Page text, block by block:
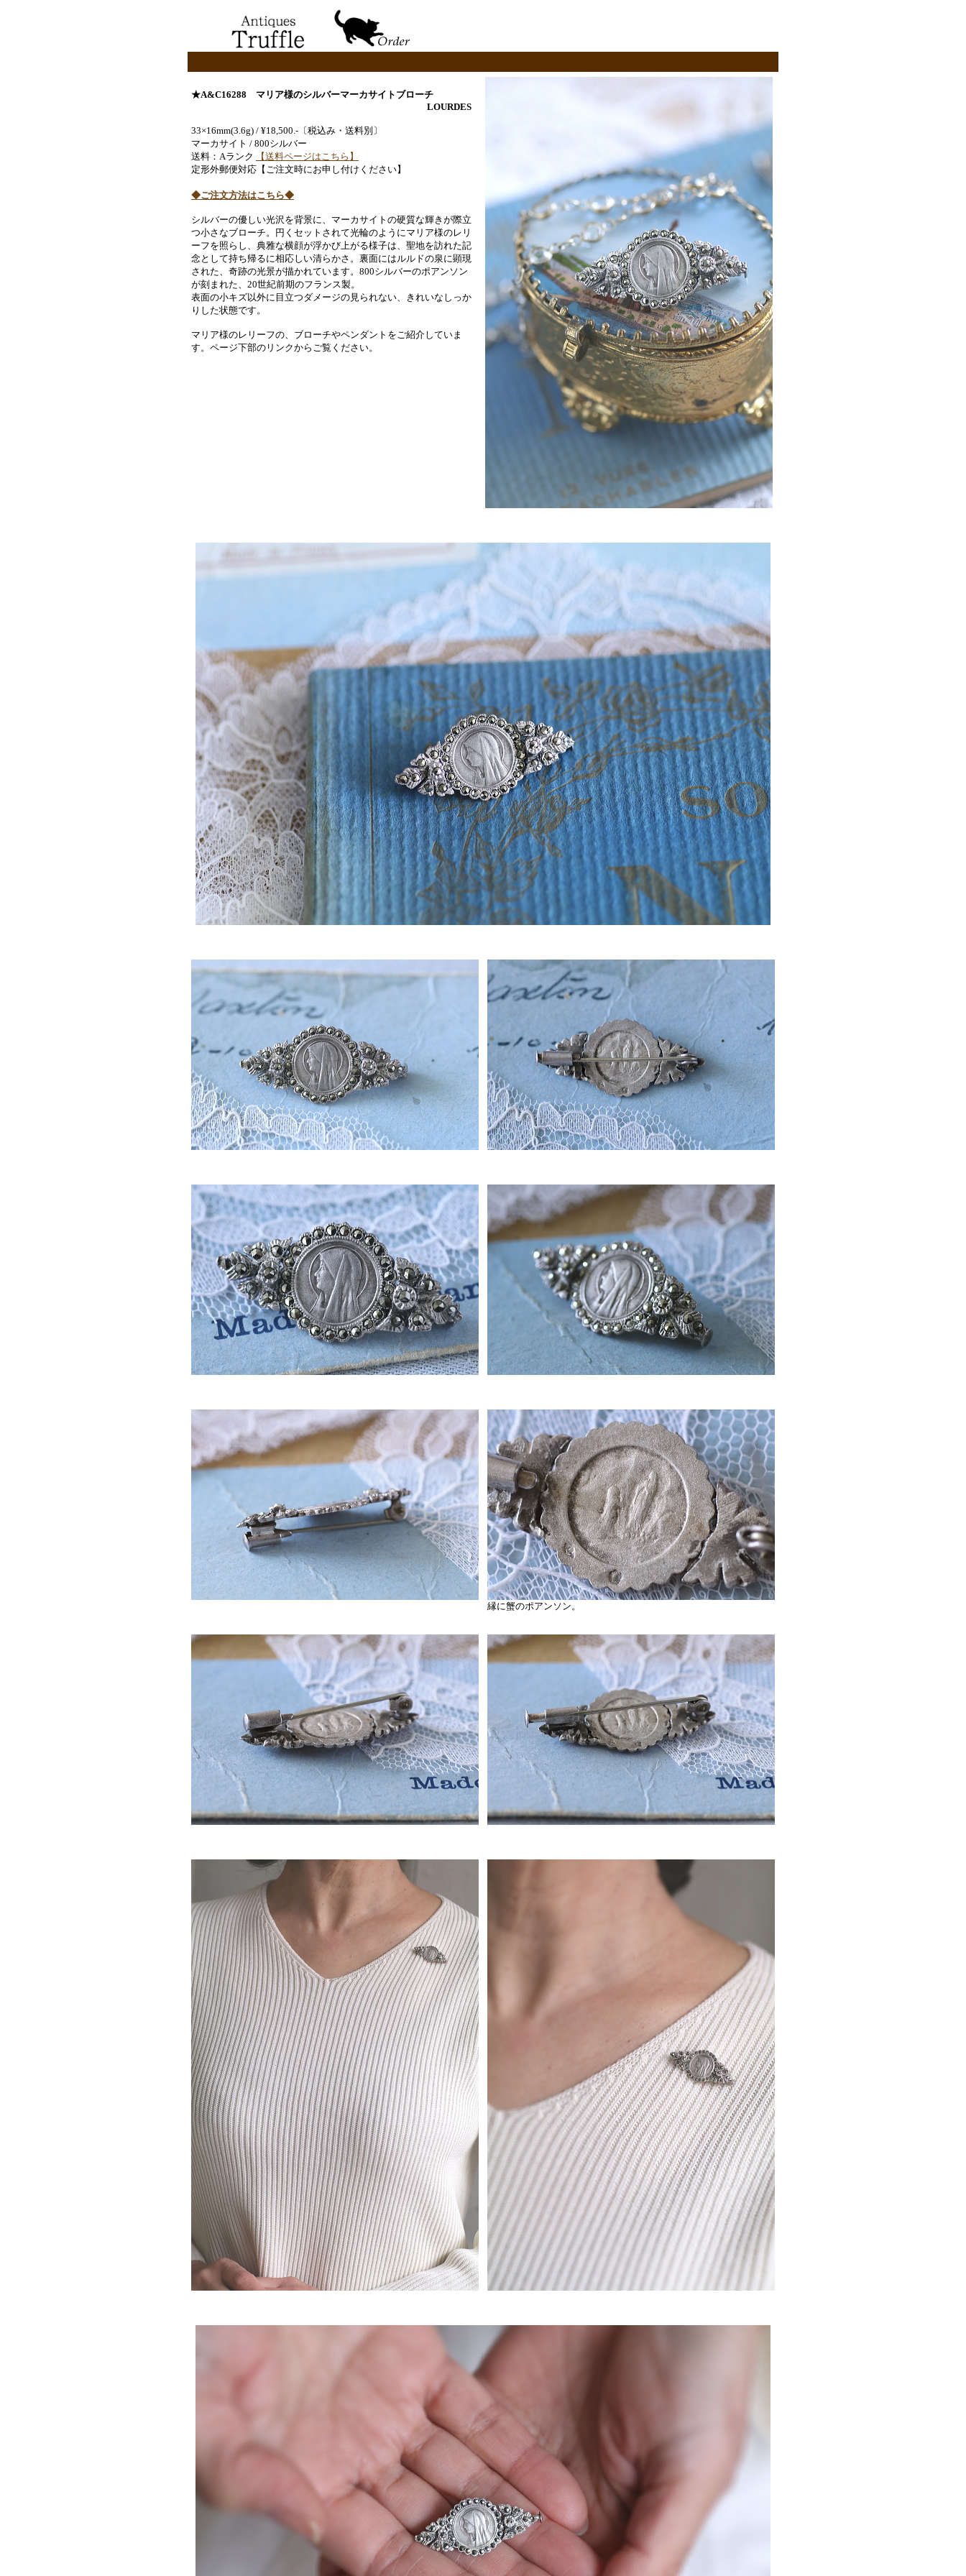
★A&C16288 マリア様のシルバーマーカサイトブローチ
LOURDES
33×16mm(3.6g) / ¥18,500.-〔税込み・送料別〕
マーカサイト / 800シルバー
送料：Aランク
【送料ページはこちら】
定形外郵便対応【ご注文時にお申し付けください】
◆ご注文方法はこちら◆
シルバーの優しい光沢を背景に、マーカサイトの硬質な輝きが際立
つ小さなブローチ。円くセットされて光輪のようにマリア様のレリ
ーフを照らし、典雅な横顔が浮かび上がる様子は、聖地を訪れた記
念として持ち帰るに相応しい清らかさ。裏面にはルルドの泉に顕現
された、奇跡の光景が描かれています。800シルバーのポアンソン
が刻まれた、20世紀前期のフランス製。
表面の小キズ以外に目立つダメージの見られない、きれいなしっか
りした状態です。
マリア様のレリーフの、ブローチやペンダントをご紹介していま
す。ページ下部のリンクからご覧ください。
縁に蟹のポアンソン。